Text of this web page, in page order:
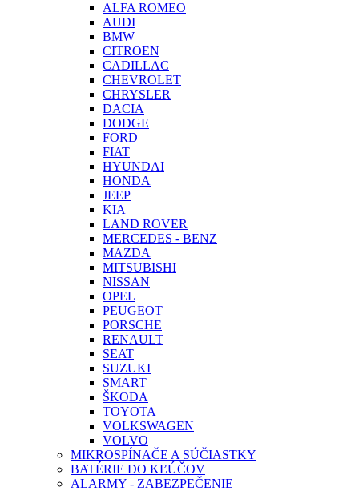
ALFA ROMEO
AUDI
BMW
CITROEN
CADILLAC
CHEVROLET
CHRYSLER
DACIA
DODGE
FORD
FIAT
HYUNDAI
HONDA
JEEP
KIA
LAND ROVER
MERCEDES - BENZ
MAZDA
MITSUBISHI
NISSAN
OPEL
PEUGEOT
PORSCHE
RENAULT
SEAT
SUZUKI
SMART
ŠKODA
TOYOTA
VOLKSWAGEN
VOLVO
MIKROSPÍNAČE A SÚČIASTKY
BATÉRIE DO KĽÚČOV
ALARMY - ZABEZPEČENIE